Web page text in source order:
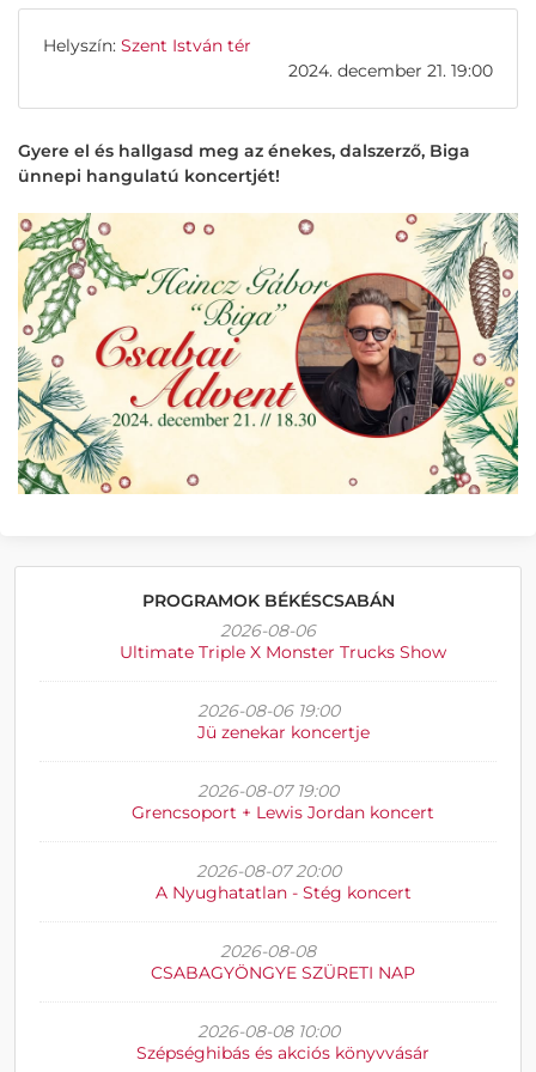
Helyszín: Szent István tér
2024. december 21. 19:00
Gyere el és hallgasd meg az énekes, dalszerző, Biga
ünnepi hangulatú koncertjét!
PROGRAMOK BÉKÉSCSABÁN
2026-08-06
Ultimate Triple X Monster Trucks Show
2026-08-06 19:00
Jü zenekar koncertje
2026-08-07 19:00
Grencsoport + Lewis Jordan koncert
2026-08-07 20:00
A Nyughatatlan - Stég koncert
2026-08-08
CSABAGYÖNGYE SZÜRETI NAP
2026-08-08 10:00
Szépséghibás és akciós könyvvásár